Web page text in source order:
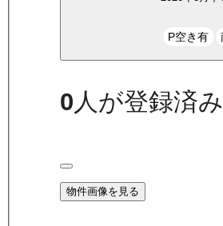
P空き有
0 人が登録済み
物件画像を見る